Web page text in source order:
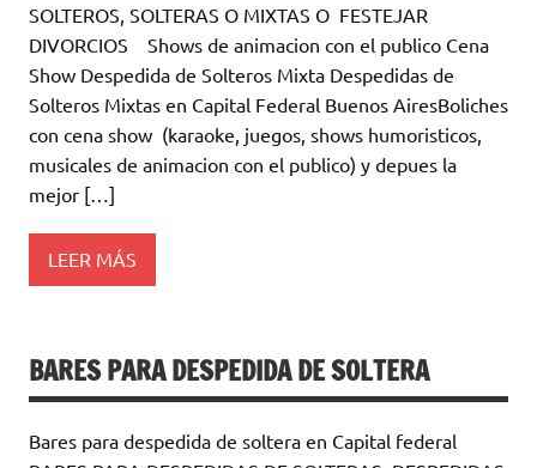
SOLTEROS, SOLTERAS O MIXTAS O FESTEJAR
DIVORCIOS Shows de animacion con el publico Cena
Show Despedida de Solteros Mixta Despedidas de
Solteros Mixtas en Capital Federal Buenos AiresBoliches
con cena show (karaoke, juegos, shows humoristicos,
musicales de animacion con el publico) y depues la
mejor […]
LEER MÁS
BARES PARA DESPEDIDA DE SOLTERA
Bares para despedida de soltera en Capital federal